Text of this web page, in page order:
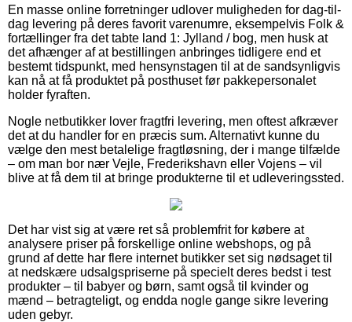
En masse online forretninger udlover muligheden for dag-til-
dag levering på deres favorit varenumre, eksempelvis Folk &
fortællinger fra det tabte land 1: Jylland / bog, men husk at
det afhænger af at bestillingen anbringes tidligere end et
bestemt tidspunkt, med hensynstagen til at de sandsynligvis
kan nå at få produktet på posthuset før pakkepersonalet
holder fyraften.
Nogle netbutikker lover fragtfri levering, men oftest afkræver
det at du handler for en præcis sum. Alternativt kunne du
vælge den mest betalelige fragtløsning, der i mange tilfælde
– om man bor nær Vejle, Frederikshavn eller Vojens – vil
blive at få dem til at bringe produkterne til et udleveringssted.
Det har vist sig at være ret så problemfrit for købere at
analysere priser på forskellige online webshops, og på
grund af dette har flere internet butikker set sig nødsaget til
at nedskære udsalgspriserne på specielt deres bedst i test
produkter – til babyer og børn, samt også til kvinder og
mænd – betragteligt, og endda nogle gange sikre levering
uden gebyr.